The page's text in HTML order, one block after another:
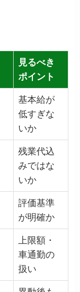
見るべき
ポイント
基本給が
低すぎな
いか
残業代込
みではな
いか
評価基準
が明確か
上限額・
車通勤の
扱い